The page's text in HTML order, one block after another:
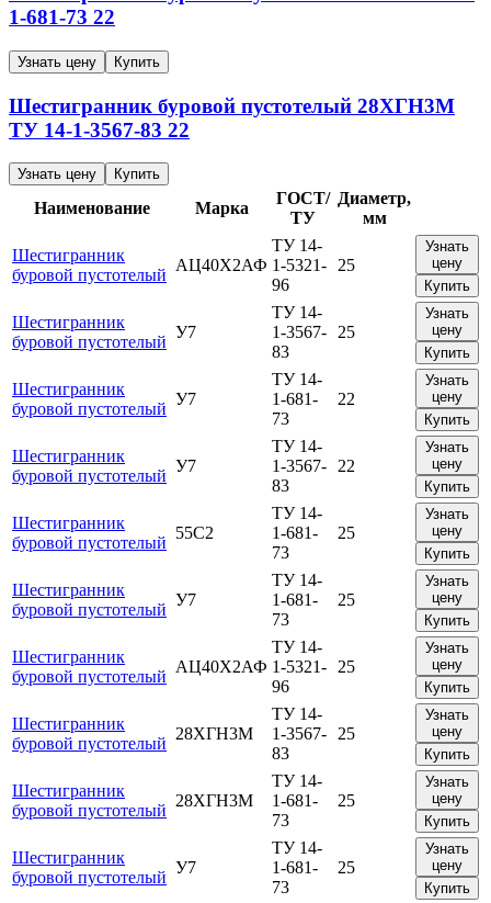
1-681-73 22
Узнать цену Купить
Шестигранник буровой пустотелый 28ХГН3М
ТУ 14-1-3567-83 22
Узнать цену Купить
Наименование Марка
ГОСТ/
ТУ
Диаметр,
мм
Шестигранник
буровой пустотелый
АЦ40Х2АФ
ТУ 14-
1-5321-
96
25
Узнать
цену
Купить
Шестигранник
буровой пустотелый
У7
ТУ 14-
1-3567-
83
25
Узнать
цену
Купить
Шестигранник
буровой пустотелый
У7
ТУ 14-
1-681-
73
22
Узнать
цену
Купить
Шестигранник
буровой пустотелый
У7
ТУ 14-
1-3567-
83
22
Узнать
цену
Купить
Шестигранник
буровой пустотелый
55С2
ТУ 14-
1-681-
73
25
Узнать
цену
Купить
Шестигранник
буровой пустотелый
У7
ТУ 14-
1-681-
73
25
Узнать
цену
Купить
Шестигранник
буровой пустотелый
АЦ40Х2АФ
ТУ 14-
1-5321-
96
25
Узнать
цену
Купить
Шестигранник
буровой пустотелый
28ХГН3М
ТУ 14-
1-3567-
83
25
Узнать
цену
Купить
Шестигранник
буровой пустотелый
28ХГН3М
ТУ 14-
1-681-
73
25
Узнать
цену
Купить
Шестигранник
буровой пустотелый
У7
ТУ 14-
1-681-
73
25
Узнать
цену
Купить